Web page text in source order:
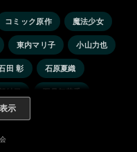
コミック原作 魔法少女
東内マリ子 小山力也
田 彰 石原夏織
紗弓 石見舞菜香
示